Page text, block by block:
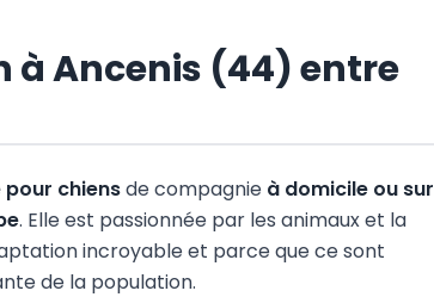
à Ancenis (44) entre
chiensde compagnie à domicile ou sur
. Elle est passionnée par les animaux et la
incroyable et parce que ce sont
de la population.